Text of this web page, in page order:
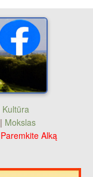
Kultūra
| Mokslas
Paremkite Alką